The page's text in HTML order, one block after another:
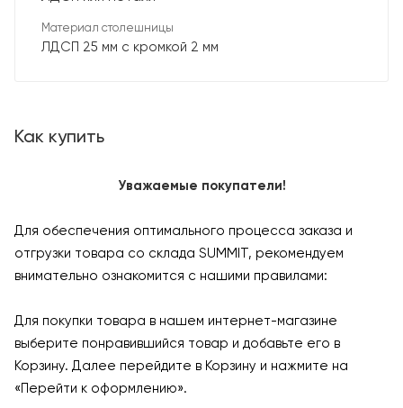
Материал столешницы
ЛДСП 25 мм с кромкой 2 мм
Как купить
Уважаемые покупатели!
Для обеспечения оптимального процесса заказа и
отгрузки товара со склада SUMMIT, рекомендуем
внимательно ознакомится с нашими правилами:
Для покупки товара в нашем интернет-магазине
выберите понравившийся товар и добавьте его в
Корзину. Далее перейдите в Корзину и нажмите на
«Перейти к оформлению».